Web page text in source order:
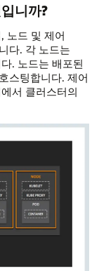
니까?
노드 및 제어
다. 각 노드는
. 노드는 배포된
스팅합니다. 제어
서 클러스터의